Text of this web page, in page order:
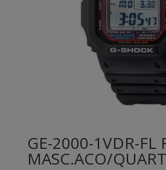
GE-2000-1VDR-FL
MASC.ACO/